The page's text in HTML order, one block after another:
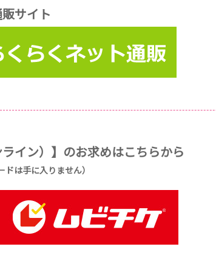
サイト
イン）】のお求めはこちらから
ドは手に入りません）